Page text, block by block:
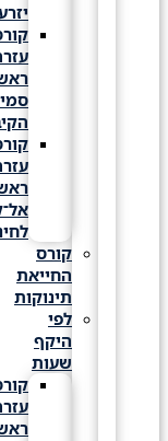
יזרעאל
קורס
עזרה
ראשונה
סמינר
קורס
עזרה
ראשונה
לחינוך
קורס
החייאת
תינוקות
לפי
היקף
שעות
קורס
עזרה
ראשונה